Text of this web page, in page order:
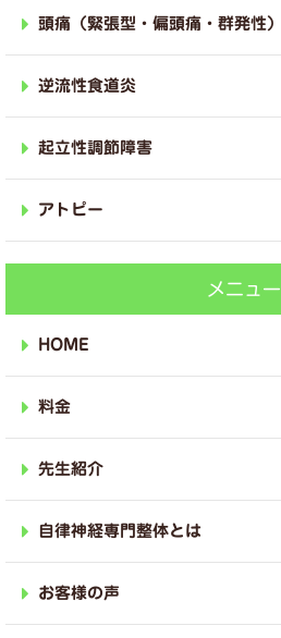
頭痛（緊張型・偏頭痛・群発性）
逆流性食道炎
起立性調節障害
アトピー
メニュー
HOME
料金
先生紹介
自律神経専門整体とは
お客様の声